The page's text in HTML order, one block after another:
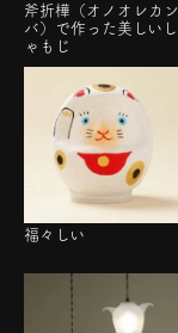
斧折樺（オノオレカン
バ）で作った美しいし
ゃもじ
福々しい